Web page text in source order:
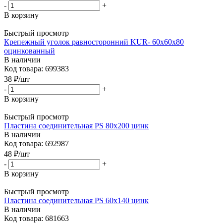
-
+
В корзину
Быстрый просмотр
Крепежный уголок равносторонний KUR- 60x60x80
оцинкованный
В наличии
Код товара: 699383
38 ₽/шт
-
+
В корзину
Быстрый просмотр
Пластина соединительная PS 80x200 цинк
В наличии
Код товара: 692987
48 ₽/шт
-
+
В корзину
Быстрый просмотр
Пластина соединительная PS 60x140 цинк
В наличии
Код товара: 681663